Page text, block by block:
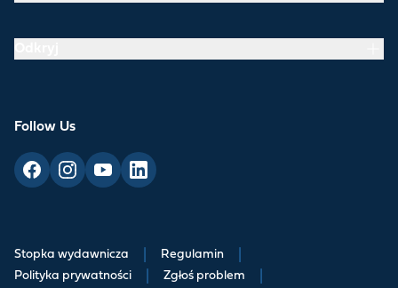
Follow Us
Stopka wydawnicza Regulamin
Polityka prywatności Zgłoś problem